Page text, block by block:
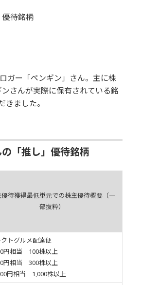
優待銘柄
ガー「ペンギン」さん。主に株
さんが実際に保有されている銘
ました。
「推し」優待銘柄
優待獲得最低単元での株主優待概要（一
部抜粋）
トグルメ配達便
円相当 100株以上
円相当 300株以上
円相当 1,000株以上